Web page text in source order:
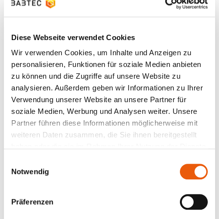
Diese Webseite verwendet Cookies
Wir verwenden Cookies, um Inhalte und Anzeigen zu
personalisieren, Funktionen für soziale Medien anbieten
zu können und die Zugriffe auf unsere Website zu
analysieren. Außerdem geben wir Informationen zu Ihrer
Verwendung unserer Website an unsere Partner für
soziale Medien, Werbung und Analysen weiter. Unsere
Partner führen diese Informationen möglicherweise mit
weiteren Daten zusammen, die Sie ihnen bereitgestellt
Notwendig
Präferenzen
enormes, oft ungenutztes Potenzial – vorausgesetzt,
derFaktor Menschwird mitgenommen und der
6. Digitale Fabrik und Industrie 4.0:
Qualität in vernetzten
Die Digitale Fabrik beschreibt laut VDI ein
umfassendes Netzwerk digitaler Modelle, Methoden
und Werkzeuge – von Simulation bis 3D-
Visualisierung –, die durchdurchgängiges
miteinander verbunden sind. Ziel
Verbesserung aller Strukturen, Prozesse und
im digitalen Abbild.
Für das Qualitätsmanagement bedeutet das: